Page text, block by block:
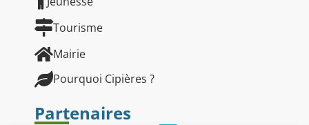
Tourisme
Mairie
Pourquoi Cipières ?
Partenaires